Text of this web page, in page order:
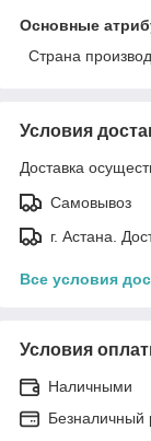
Основные
Страна
Условия
Доставка
Самовывоз
г. Астана.
Все условия
Условия
Наличными
Безналичный